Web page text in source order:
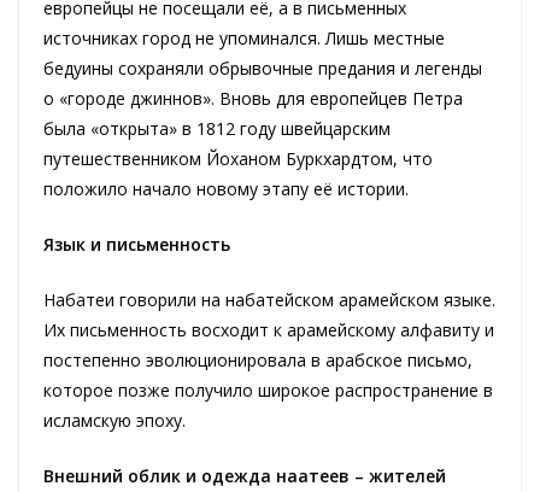
европейцы не посещали её, а в письменных
источниках город не упоминался. Лишь местные
бедуины сохраняли обрывочные предания и легенды
о «городе джиннов». Вновь для европейцев Петра
была «открыта» в 1812 году швейцарским
путешественником Йоханом Буркхардтом, что
положило начало новому этапу её истории.
Язык и письменность
Набатеи говорили на набатейском арамейском языке.
Их письменность восходит к арамейскому алфавиту и
постепенно эволюционировала в арабское письмо,
которое позже получило широкое распространение в
исламскую эпоху.
Внешний облик и одежда наатеев – жителей